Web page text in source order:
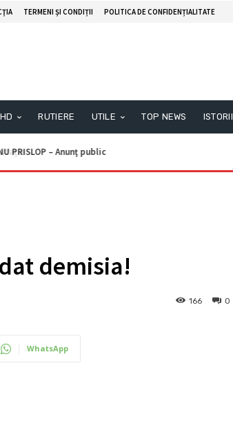
TERMENI ȘI CONDIȚII POLITICA DE CONFIDENȚIALITATE
RUTIERE UTILE TOP NEWS ISTORII
PRISLOP – Anunţ public
demisia!
0
166
WhatsApp